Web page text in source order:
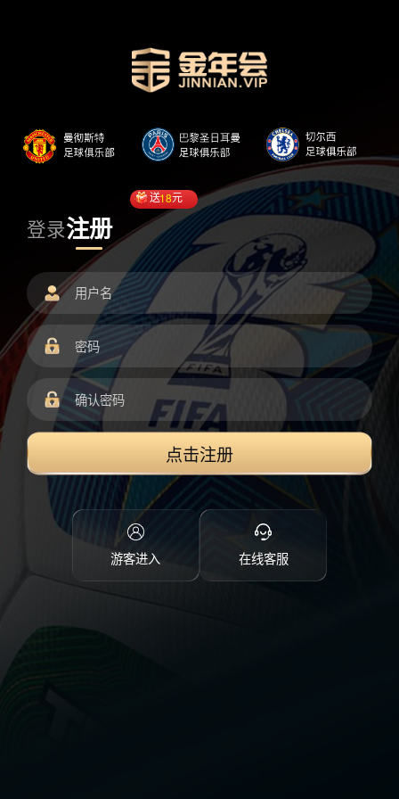
登录注册
送18元
点击注册
游客进入 在线客服